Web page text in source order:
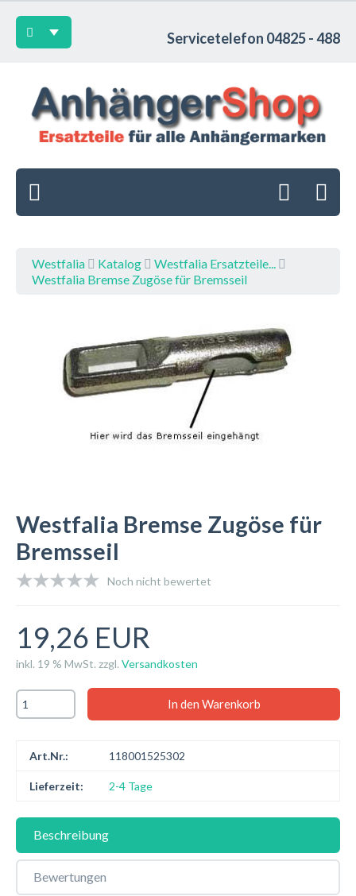
Servicetelefon 04825 - 488
Westfalia Katalog
Westfalia Ersatzteile...
Westfalia Bremse Zugöse für Bremsseil
Westfalia Bremse Zugöse für
Bremsseil
Noch nicht bewertet
19,26 EUR
inkl. 19 % MwSt. zzgl. Versandkosten
Art.Nr.: 118001525302
Lieferzeit: 2-4 Tage
Beschreibung
Bewertungen